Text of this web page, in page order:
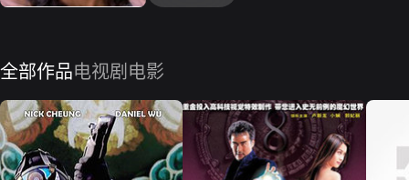
全部作品电视剧 电影